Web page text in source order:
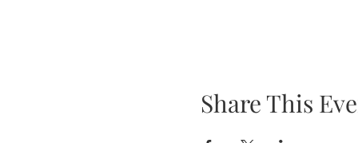
Share This